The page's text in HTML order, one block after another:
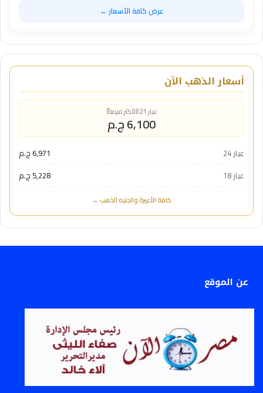
عرض كافة الأسعار ←
أسعار الذهب الآن
عيار 21 (الأكثر مبيعاً)
6,100 ج.م
عيار 24
6,971 ج.م
عيار 18
5,228 ج.م
كافة الأعيرة والجنيه الذهب ←
عن الموقع